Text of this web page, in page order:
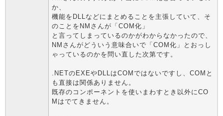
か、
機能をDLLなどにまとめることを主張していて、そ
のことをNMさんが「COM化」
と言ってしまっているのかがわからなかったので、
NMさんがどういう意味合いで「COM化」とおっし
ゃっているのかを問い直した次第です。
.NETのEXEやDLLはCOMではないですし、COMと
も直接は関係ありません。
既存のコンポーネントを使いまわすとき以外にCO
Mはでてきません。